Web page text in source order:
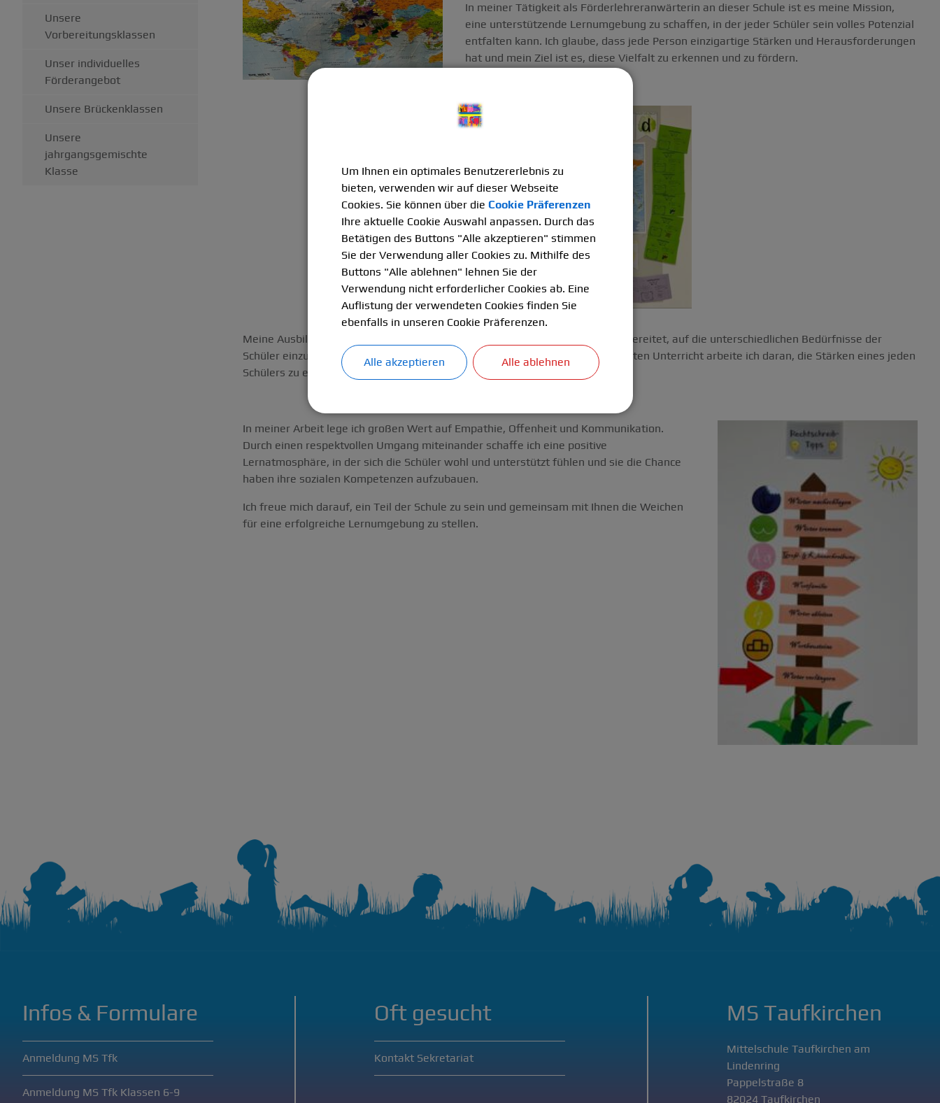
Unsere
Vorbereitungsklassen
Unser individuelles
Förderangebot
Unsere Brückenklassen
Unsere
jahrgangsgemischte
Klasse
In meiner Tätigkeit als Förderlehreranwärterin an dieser Schule ist es meine Mission,
eine unterstützende Lernumgebung zu schaffen, in der jeder Schüler sein volles Potenzial
entfalten kann. Ich glaube, dass jede Person einzigartige Stärken und Herausforderungen
hat und mein Ziel ist es, diese Vielfalt zu erkennen und zu fördern.
Meine Ausbildung und meine bisherigen Erfahrungen haben mich darauf vorbereitet, auf die unterschiedlichen Bedürfnisse der
Schüler einzugehen. Durch gezielte Fördermaßnahmen und einen differenzierten Unterricht arbeite ich daran, die Stärken eines jeden
Schülers zu erkennen und weiterzuentwickeln.
In meiner Arbeit lege ich großen Wert auf Empathie, Offenheit und Kommunikation.
Durch einen respektvollen Umgang miteinander schaffe ich eine positive
Lernatmosphäre, in der sich die Schüler wohl und unterstützt fühlen und sie die Chance
haben ihre sozialen Kompetenzen aufzubauen.
Ich freue mich darauf, ein Teil der Schule zu sein und gemeinsam mit Ihnen die Weichen
für eine erfolgreiche Lernumgebung zu stellen.
Infos & Formulare
Anmeldung MS Tfk
Anmeldung MS Tfk Klassen 6-9
Oft gesucht
Kontakt Sekretariat
MS Taufkirchen
Mittelschule Taufkirchen am
Lindenring
Pappelstraße 8
82024 Taufkirchen
Um Ihnen ein optimales Benutzererlebnis zu
bieten, verwenden wir auf dieser Webseite
Cookies. Sie können über die Cookie Präferenzen
Ihre aktuelle Cookie Auswahl anpassen. Durch das
Betätigen des Buttons "Alle akzeptieren" stimmen
Sie der Verwendung aller Cookies zu. Mithilfe des
Buttons "Alle ablehnen" lehnen Sie der
Verwendung nicht erforderlicher Cookies ab. Eine
Auflistung der verwendeten Cookies finden Sie
ebenfalls in unseren Cookie Präferenzen.
Alle akzeptieren Alle ablehnen